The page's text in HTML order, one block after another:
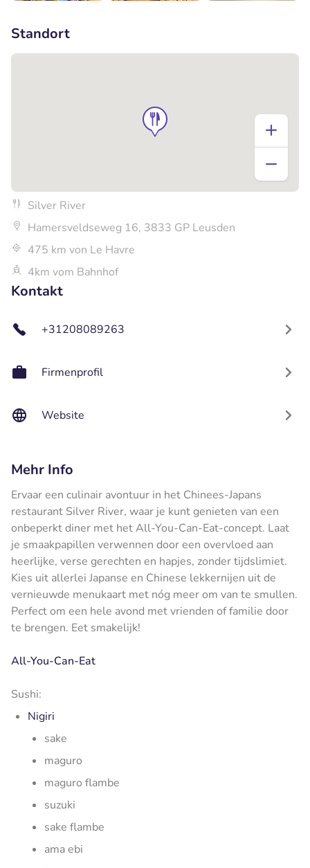
Standort
Silver River
Hamersveldseweg 16, 3833 GP Leusden
475 km von Le Havre
4km vom Bahnhof
Kontakt
+31208089263
Firmenprofil
Website
Mehr Info
Ervaar een culinair avontuur in het Chinees-Japans
restaurant Silver River, waar je kunt genieten van een
onbeperkt diner met het All-You-Can-Eat-concept. Laat
je smaakpapillen verwennen door een overvloed aan
heerlijke, verse gerechten en hapjes, zonder tijdslimiet.
Kies uit allerlei Japanse en Chinese lekkernijen uit de
vernieuwde menukaart met nóg meer om van te smullen.
Perfect om een hele avond met vrienden of familie door
te brengen. Eet smakelijk!
All-You-Can-Eat
Sushi:
Nigiri
sake
maguro
maguro flambe
suzuki
sake flambe
ama ebi